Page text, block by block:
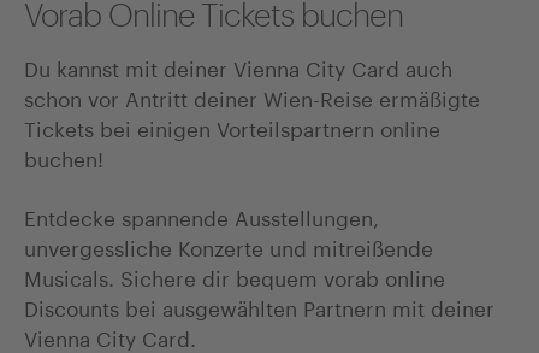
Vorab Online Tickets buchen
Du kannst mit deiner Vienna City Card auch
schon vor Antritt deiner Wien-Reise ermäßigte
Tickets bei einigen Vorteilspartnern online
buchen!
Entdecke spannende Ausstellungen,
unvergessliche Konzerte und mitreißende
Musicals. Sichere dir bequem vorab online
Discounts bei ausgewählten Partnern mit deiner
Vienna City Card.